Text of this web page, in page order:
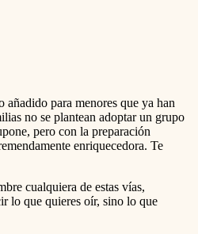
añadido para menores que ya han
no se plantean adoptar un grupo
pero con la preparación
enriquecedora. Te
cualquiera de estas vías,
lo que quieres oír, sino lo que